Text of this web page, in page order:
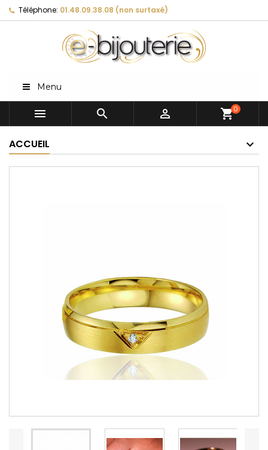
Téléphone: 01.48.09.38.08 (non surtaxé)
Menu
   shopping_cart0
ACCUEIL